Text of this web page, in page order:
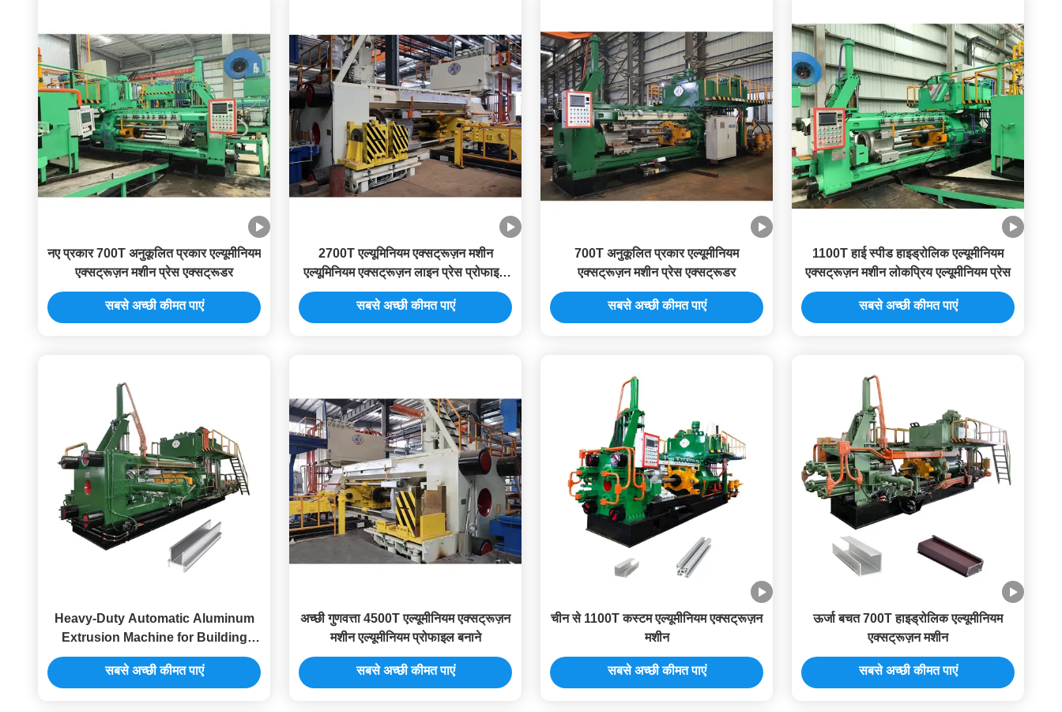
नए प्रकार 700T अनुकूलित प्रकार एल्यूमीनियम
एक्सट्रूज़न मशीन प्रेस एक्सट्रूडर
सबसे अच्छी कीमत पाएं
2700T एल्यूमिनियम एक्सट्रूज़न मशीन
एल्यूमिनियम एक्सट्रूज़न लाइन प्रेस प्रोफाइल
के लिए
सबसे अच्छी कीमत पाएं
700T अनुकूलित प्रकार एल्यूमीनियम
एक्सट्रूज़न मशीन प्रेस एक्सट्रूडर
सबसे अच्छी कीमत पाएं
1100T हाई स्पीड हाइड्रोलिक एल्यूमीनियम
एक्सट्रूज़न मशीन लोकप्रिय एल्यूमीनियम प्रेस
सबसे अच्छी कीमत पाएं
Heavy-Duty Automatic Aluminum
Extrusion Machine for Building
Profiles
सबसे अच्छी कीमत पाएं
अच्छी गुणवत्ता 4500T एल्यूमीनियम एक्सट्रूज़न
मशीन एल्यूमीनियम प्रोफाइल बनाने
सबसे अच्छी कीमत पाएं
चीन से 1100T कस्टम एल्यूमीनियम एक्सट्रूज़न
मशीन
सबसे अच्छी कीमत पाएं
ऊर्जा बचत 700T हाइड्रोलिक एल्यूमीनियम
एक्सट्रूज़न मशीन
सबसे अच्छी कीमत पाएं